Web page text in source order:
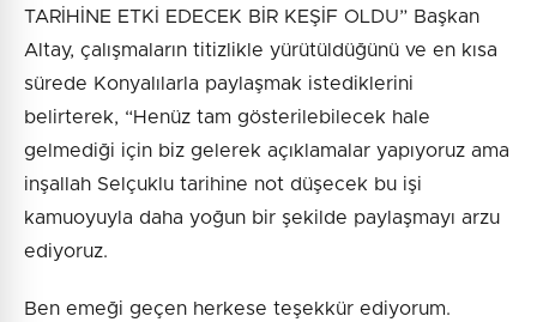
TARİHİNE ETKİ EDECEK BİR KEŞİF OLDU” Başkan
Altay, çalışmaların titizlikle yürütüldüğünü ve en kısa
sürede Konyalılarla paylaşmak istediklerini
belirterek, “Henüz tam gösterilebilecek hale
gelmediği için biz gelerek açıklamalar yapıyoruz ama
inşallah Selçuklu tarihine not düşecek bu işi
kamuoyuyla daha yoğun bir şekilde paylaşmayı arzu
ediyoruz.
Ben emeği geçen herkese teşekkür ediyorum.